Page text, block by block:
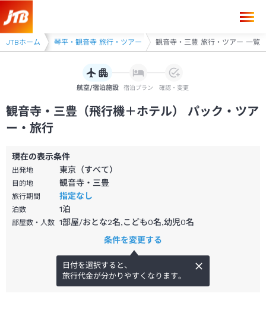
JTBホーム
行・ツアー 琴平・観音寺 旅行・ツアー 観音寺・三豊 旅行・ツアー 一覧
航空/宿泊施設 宿泊プラン 確認・変更
観音寺・三豊（飛行機＋ホテル） パック・ツア
ー・旅行
現在の表示条件
出発地 東京（すべて）
目的地 観音寺・三豊
旅行期間 指定なし
泊数 1泊
部屋数・人数 1部屋/おとな2名,こども0名,幼児0名
条件を変更する
日付を選択すると、
旅行代金が分かりやすくなります。